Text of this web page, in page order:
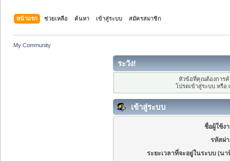
หน้าแรก ช่วยเหลือ ค้นหา เข้าสู่ระบบ สมัครสมาชิก
My Community
ระวัง!
หัวข้อที่คุณต้องการ
โปรดเข้าสู่ระบบ หรือ
เข้าสู่ระบบ
ชื่อผู้ใช้ง
รหัสผ่
ระยะเวลาที่จะอยู่ในระบบ (นา